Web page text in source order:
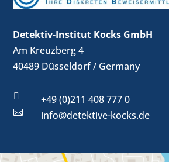
Detektiv-Institut Kocks GmbH
Am Kreuzberg 4
40489 Düsseldorf / Germany
 +49 (0)211 408 777 0
 info@detektive-kocks.de